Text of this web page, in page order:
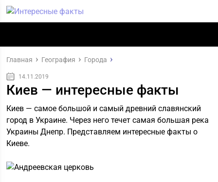
Главная География Города
14.11.2019
Киев — интересные факты
Киев — самое большой и самый древний славянский
город в Украине. Через него течет самая большая река
Украины Днепр. Представляем интересные факты о
Киеве.